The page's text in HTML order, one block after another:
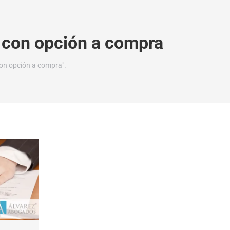
opción a compra
opción a compra".